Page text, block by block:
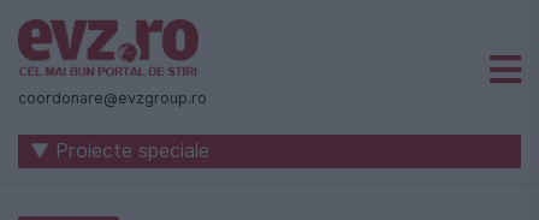
Știri
naționale
internaționale
coordonare@evzgroup.ro
▼ Proiecte speciale